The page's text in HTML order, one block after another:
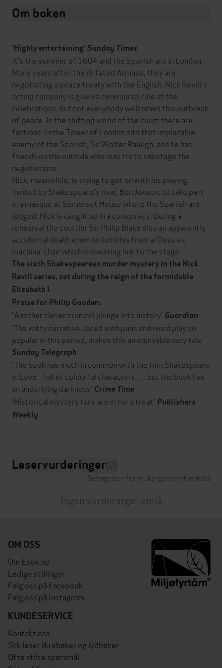
Om boken
'Highly entertaining' Sunday Times
It's the summer of 1604 and the Spanish are in London.
Many years after the ill-fated Armada, they are
negotiating a peace treaty with the English. Nick Revill's
acting company is given a ceremonial role at the
celebrations, but not everybody welcomes this outbreak
of peace. In the shifting world of the court there are
factions. In the Tower of London sits that implacable
enemy of the Spanish, Sir Walter Raleigh, and he has
friends on the outside who may try to sabotage the
negotiations.
Nick, meanwhile, is trying to get on with his playing.
Invited by Shakespeare's rival, Ben Jonson, to take part
in a masque at Somerset House where the Spanish are
lodged, Nick is caught up in a conspiracy. During a
rehearsal the courtier Sir Philip Blake dies an apparently
accidental death when he tumbles from a 'Deus ex
machina' chair which is lowering him to the stage
The sixth Shakespearean murder mystery in the Nick
Revill series, set during the reign of the formidable
Elizabeth I.
Praise for Philip Gooden:
'Another clever criminal plunge into history' Guardian
'The witty narrative, laced with puns and word play so
popular in this period, makes this an enjoyable racy tale'
Sunday Telegraph
'The book has much in common with the film Shakespeare
in Love - full of colourful characters . . . but the book has
an underlying darkness' Crime Time
'Historical mystery fans are in for a treat' Publishers
Weekly
Leservurderinger(0)
Betingelser for brukergenerert innhold
Ingen vurderinger ennå
OM OSS
Om Ebok.no
Ledige stillinger
Følg oss på Facebook
Følg oss på Instagram
KUNDESERVICE
Kontakt oss
Slik leser du ebøker og lydbøker
Ofte stilte spørsmål